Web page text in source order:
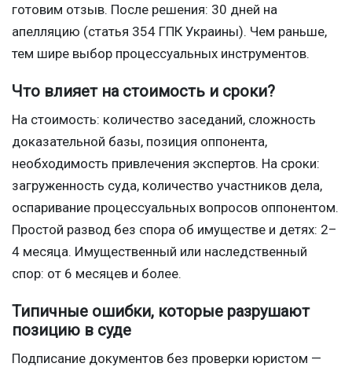
готовим отзыв. После решения: 30 дней на
апелляцию (статья 354 ГПК Украины). Чем раньше,
тем шире выбор процессуальных инструментов.
Что влияет на стоимость и сроки?
На стоимость: количество заседаний, сложность
доказательной базы, позиция оппонента,
необходимость привлечения экспертов. На сроки:
загруженность суда, количество участников дела,
оспаривание процессуальных вопросов оппонентом.
Простой развод без спора об имуществе и детях: 2–
4 месяца. Имущественный или наследственный
спор: от 6 месяцев и более.
Типичные ошибки, которые разрушают
позицию в суде
Подписание документов без проверки юристом —